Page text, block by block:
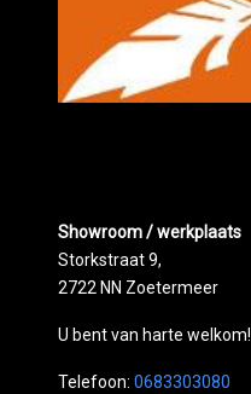
Showroom / werkplaats
Storkstraat 9,
2722 NN Zoetermeer
U bent van harte welkom!
Telefoon: 0683303080